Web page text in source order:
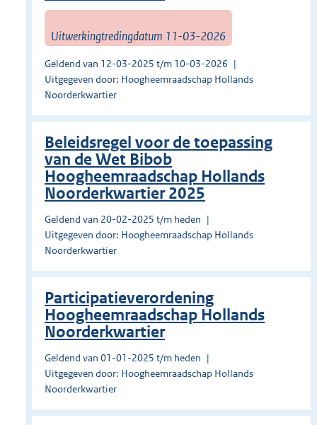
Uitwerkingtredingdatum 11-03-2026
Geldend van 12-03-2025 t/m 10-03-2026
Uitgegeven door: Hoogheemraadschap Hollands
Noorderkwartier
Beleidsregel voor de toepassing
van de Wet Bibob
Hoogheemraadschap Hollands
Noorderkwartier 2025
Geldend van 20-02-2025 t/m heden
Uitgegeven door: Hoogheemraadschap Hollands
Noorderkwartier
Participatieverordening
Hoogheemraadschap Hollands
Noorderkwartier
Geldend van 01-01-2025 t/m heden
Uitgegeven door: Hoogheemraadschap Hollands
Noorderkwartier